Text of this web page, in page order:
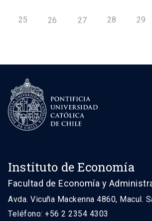
25 26 27 28 29
Instituto de Economía
Facultad de Economía y
Avda. Vicuña Mackenna 4860, Macul.
Teléfono: +56 2 2354 4303